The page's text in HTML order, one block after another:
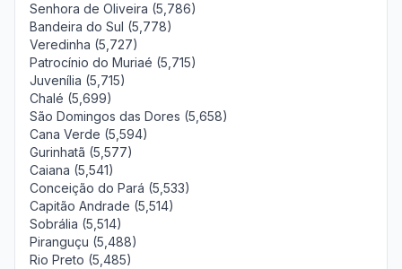
Senhora de Oliveira (5,786)
Bandeira do Sul (5,778)
Veredinha (5,727)
Patrocínio do Muriaé (5,715)
Juvenília (5,715)
Chalé (5,699)
São Domingos das Dores (5,658)
Cana Verde (5,594)
Gurinhatã (5,577)
Caiana (5,541)
Conceição do Pará (5,533)
Capitão Andrade (5,514)
Sobrália (5,514)
Piranguçu (5,488)
Rio Preto (5,485)